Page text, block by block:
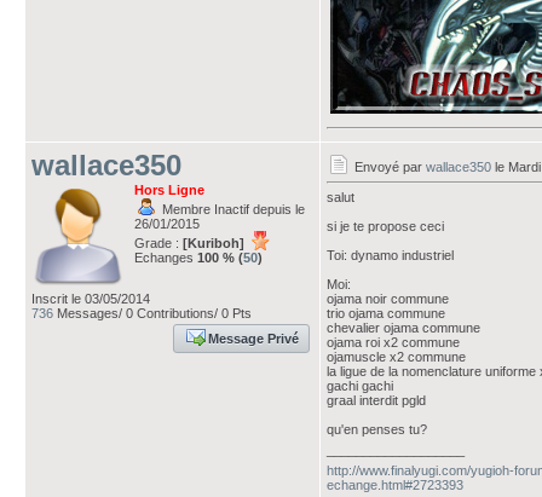
wallace350
Hors Ligne
Membre Inactif depuis le
26/01/2015
Grade : [Kuriboh]
Echanges 100 % (50)
Inscrit le 03/05/2014
736 Messages/ 0 Contributions/ 0 Pts
Message Privé
Envoyé par wallace350 le
salut
si je te propose ceci
Toi: dynamo industriel
Moi:
ojama noir commune
trio ojama commune
chevalier ojama commune
ojama roi x2 commune
ojamuscle x2 commune
la ligue de la nomenclature uniforme
gachi gachi
graal interdit pgld
qu'en penses tu?
http://www.finalyugi.com/yugioh-
echange.html#2723393